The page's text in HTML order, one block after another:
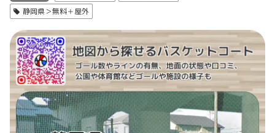
静岡県＞無料＋屋外